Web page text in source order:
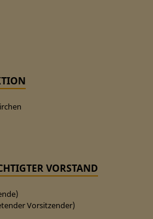
VORSTAND
Vorsitzender)